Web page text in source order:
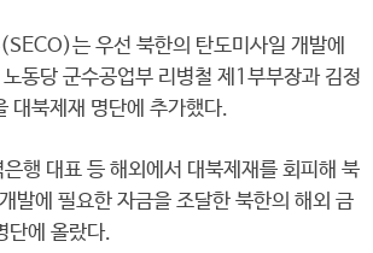
는 우선 북한의 탄도미사일 개발에
동당 군수공업부 리병철 제1부부장과 김정
대북제재 명단에 추가했다.
행 대표 등 해외에서 대북제재를 회피해 북
발에 필요한 자금을 조달한 북한의 해외 금
단에 올랐다.